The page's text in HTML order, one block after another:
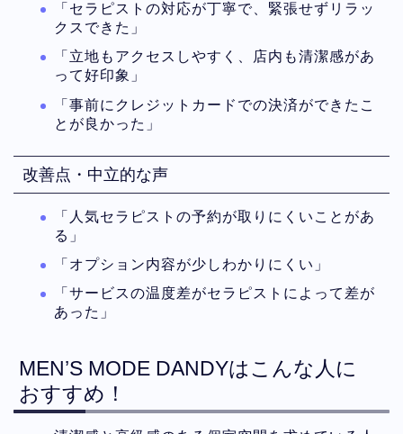
「セラピストの対応が丁寧で、緊張せずリラッ
クスできた」
「立地もアクセスしやすく、店内も清潔感があ
って好印象」
「事前にクレジットカードでの決済ができたこ
とが良かった」
改善点・中立的な声
「人気セラピストの予約が取りにくいことがあ
る」
「オプション内容が少しわかりにくい」
「サービスの温度差がセラピストによって差が
あった」
MEN’S MODE DANDYはこんな人に
おすすめ！